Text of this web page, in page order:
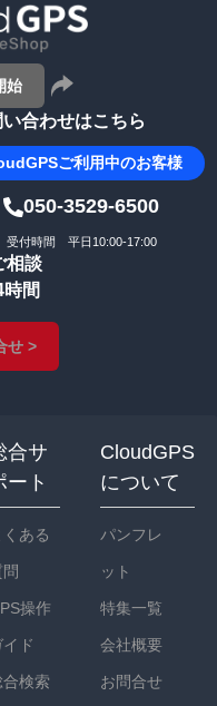
始
合わせはこちら
ご利用中のお客様
050-3529-6500
受付時間 平日10:00-17:00
相談
間
せ >
合サ
ート
くある
操作
イド
合検索
CloudGPS
について
パンフレ
ット
特集一覧
会社概要
お問合せ